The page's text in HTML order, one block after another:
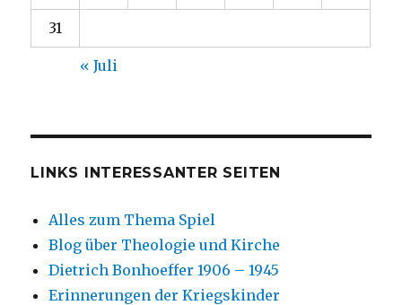
31
« Juli
LINKS INTERESSANTER SEITEN
Alles zum Thema Spiel
Blog über Theologie und Kirche
Dietrich Bonhoeffer 1906 – 1945
Erinnerungen der Kriegskinder